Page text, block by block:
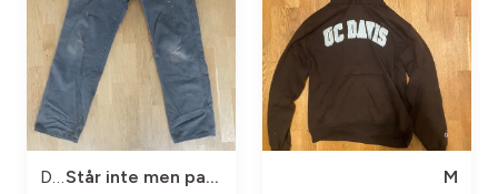
Dickies
Står inte men passar mig som är 180 bra
M